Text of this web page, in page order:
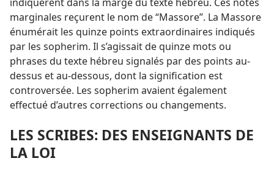
marginales reçurent le nom de “Massore”. La Massore
énumérait les quinze points extraordinaires indiqués
par les sopherim. Il s’agissait de quinze mots ou
phrases du texte hébreu signalés par des points au-
dessus et au-dessous, dont la signification est
controversée. Les sopherim avaient également
effectué d’autres corrections ou changements.
LES SCRIBES: DES ENSEIGNANTS DE
LA LOI